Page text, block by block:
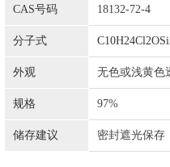
CAS号码 18132-72-4
分子式
外观 无色或浅黄色
规格 97%
储存建议 密封遮光保存